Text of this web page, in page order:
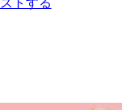
トする